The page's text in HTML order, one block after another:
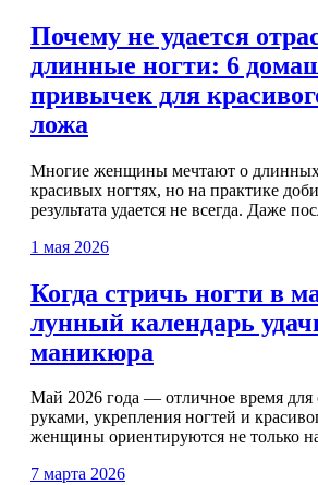
Почему не удается
длинные ногти: 6
привычек для
ложа
Многие женщины мечтают о
красивых ногтях, но на практике
результата удается не всегда. Даже
1 мая 2026
Когда стричь ногти в
лунный календарь
маникюра
Май 2026 года — отличное время для
руками, укрепления ногтей и
женщины ориентируются не только
7 марта 2026